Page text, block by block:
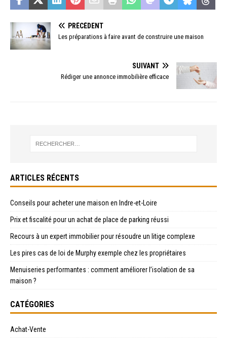
PRÉCÉDENT
Les préparations à faire avant de construire une maison
SUIVANT
Rédiger une annonce immobilière efficace
ARTICLES RÉCENTS
Conseils pour acheter une maison en Indre-et-Loire
Prix et fiscalité pour un achat de place de parking réussi
Recours à un expert immobilier pour résoudre un litige complexe
Les pires cas de loi de Murphy exemple chez les propriétaires
Menuiseries performantes : comment améliorer l’isolation de sa
maison ?
CATÉGORIES
Achat-Vente